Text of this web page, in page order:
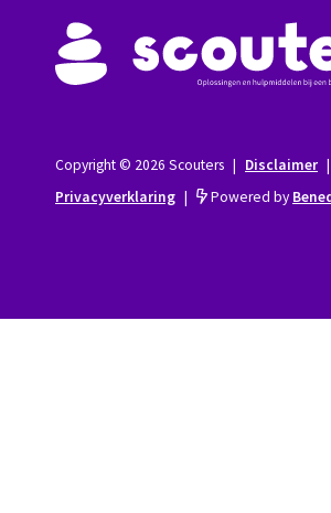
Copyright © 2026 Scouters | Disclaimer |
Privacyverklaring | Powered by